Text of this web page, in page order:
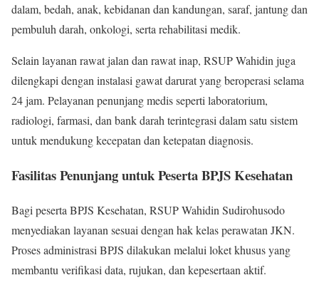
dalam, bedah, anak, kebidanan dan kandungan, saraf, jantung dan
pembuluh darah, onkologi, serta rehabilitasi medik.
Selain layanan rawat jalan dan rawat inap, RSUP Wahidin juga
dilengkapi dengan instalasi gawat darurat yang beroperasi selama
24 jam. Pelayanan penunjang medis seperti laboratorium,
radiologi, farmasi, dan bank darah terintegrasi dalam satu sistem
untuk mendukung kecepatan dan ketepatan diagnosis.
Fasilitas Penunjang untuk Peserta BPJS Kesehatan
Bagi peserta BPJS Kesehatan, RSUP Wahidin Sudirohusodo
menyediakan layanan sesuai dengan hak kelas perawatan JKN.
Proses administrasi BPJS dilakukan melalui loket khusus yang
membantu verifikasi data, rujukan, dan kepesertaan aktif.